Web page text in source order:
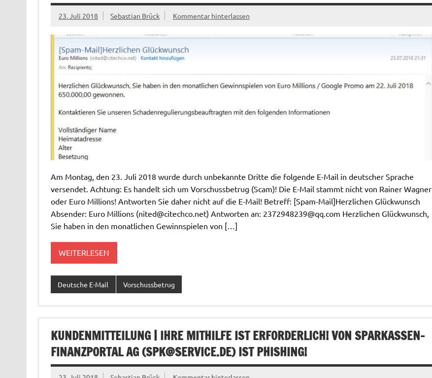
23. Juli 2018 Sebastian Brück Kommentar hinterlassen
Am Montag, den 23. Juli 2018 wurde durch unbekannte Dritte die folgende E-Mail in deutscher Sprache
versendet. Achtung: Es handelt sich um Vorschussbetrug (Scam)! Die E-Mail stammt nicht von Rainer Wagner
oder Euro Millions! Antworten Sie daher nicht auf die E-Mail! Betreff: [Spam-Mail]Herzlichen Glückwunsch
Absender: Euro Millions (nited@citechco.net) Antworten an: 2372948239@qq.com Herzlichen Glückwunsch,
Sie haben in den monatlichen Gewinnspielen von […]
WEITERLESEN
Deutsche E-Mail Vorschussbetrug
KUNDENMITTEILUNG | IHRE MITHILFE IST ERFORDERLICH! VON SPARKASSEN-
FINANZPORTAL AG (SPK@SERVICE.DE) IST PHISHING!